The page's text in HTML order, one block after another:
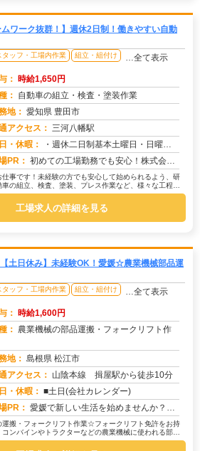
ムワーク抜群！】週休2日制！働きやすい自動
タッフ・工場内作業 組立・組付け …全て表示
： 時給1,650円
： 自動車の組立・検査・塗装作業
地： 愛知県 豊田市
アクセス： 三河八幡駅
・休暇：
・週休二日制基本土曜日・日曜日・長期休暇ありGW休暇・お盆休暇・年末年始休暇・年次有給休暇あり※配属先、工場カレン...
PR： 初めての工場勤務でも安心！株式会社京栄センターで、新しい一歩を踏み出してみませんか？充実のサポート体制で、あなたを...
事です！未経験の方でも安心して始められるよう、研
の組立、検査、塗装、プレス作業など、様々な工程が
内容...
工場求人の詳細を見る
【土日休み】未経験OK！愛媛☆農業機械部品運
タッフ・工場内作業 組立・組付け …全て表示
： 時給1,600円
： 農業機械の部品運搬・フォークリフト作
地： 島根県 松江市
アクセス： 山陰本線 揖屋駅から徒歩10分
・休暇： ■土日(会社カレンダー)
PR： 愛媛で新しい生活を始めませんか？☆ すぐに住める寮完備！面倒な手続きは一切不要です。☆ 男女問わず活躍中！年齢や性...
搬・フォークリフト作業☆フォークリフト免許をお持
ンバインやトラクターなどの農業機械に使われる部品
、...